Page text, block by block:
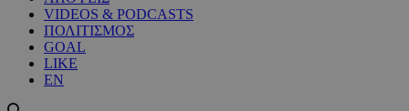
VIDEOS & PODCASTS
ΠΟΛΙΤΙΣΜΟΣ
GOAL
LIKE
EN